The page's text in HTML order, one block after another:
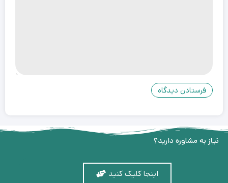
نیاز به مشاوره دارید؟
اینجا کلیک کنید